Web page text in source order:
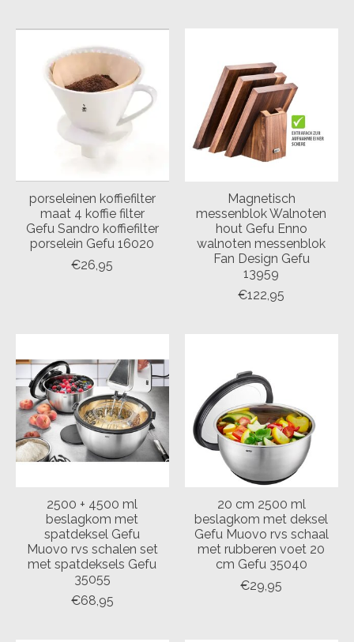
porseleinen koffiefilter
maat 4 koffie filter
Gefu Sandro koffiefilter
porselein Gefu 16020
€26,95
Magnetisch
messenblok Walnoten
hout Gefu Enno
walnoten messenblok
Fan Design Gefu
13959
€122,95
2500 + 4500 ml
beslagkom met
spatdeksel Gefu
Muovo rvs schalen set
met spatdeksels Gefu
35055
€68,95
20 cm 2500 ml
beslagkom met deksel
Gefu Muovo rvs schaal
met rubberen voet 20
cm Gefu 35040
€29,95